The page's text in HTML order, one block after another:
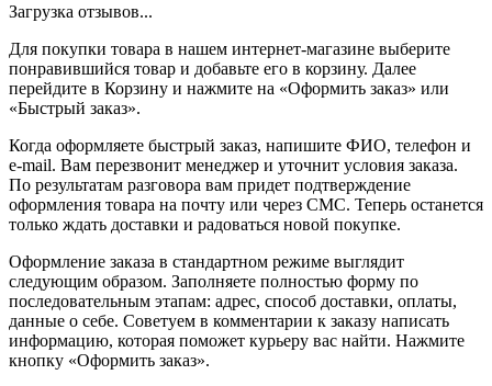
Загрузка отзывов...
Для покупки товара в нашем интернет-магазине выберите
понравившийся товар и добавьте его в корзину. Далее
перейдите в Корзину и нажмите на «Оформить заказ» или
«Быстрый заказ».
Когда оформляете быстрый заказ, напишите ФИО, телефон и
e-mail. Вам перезвонит менеджер и уточнит условия заказа.
По результатам разговора вам придет подтверждение
оформления товара на почту или через СМС. Теперь останется
только ждать доставки и радоваться новой покупке.
Оформление заказа в стандартном режиме выглядит
следующим образом. Заполняете полностью форму по
последовательным этапам: адрес, способ доставки, оплаты,
данные о себе. Советуем в комментарии к заказу написать
информацию, которая поможет курьеру вас найти. Нажмите
кнопку «Оформить заказ».